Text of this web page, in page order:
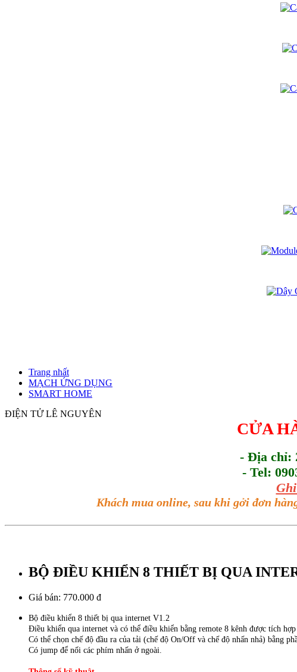
Trang nhất
MẠCH ỨNG DỤNG
SMART HOME
ĐIỆN TỬ LÊ NGUYÊN
CỬA
- Địa chỉ:
- Tel:
Khách mua online, sau khi gởi đơn
BỘ ĐIỀU KHIỂN 8 THIẾT BỊ QUA
Giá bán: 770.000 đ
Bộ điều khiển 8 thiết bị qua internet V1.2
Điều khiển qua internet và có thể điều khiển bằng remote 8 kênh được tích
Có thể chọn chế độ đầu ra của tải (chế độ On/Off và chế độ nhấn nhả) bằng
Có jump để nối các phím nhấn ở ngoài.